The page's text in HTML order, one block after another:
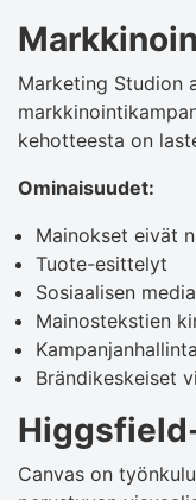
Marketing Studion
kehotteesta on
Ominaisuudet:
Mainokset eivät
Tuote-esittelyt
Sosiaalisen
Mainostekstien
Kampanjanhallinta
Brändikeskeiset
Canvas on